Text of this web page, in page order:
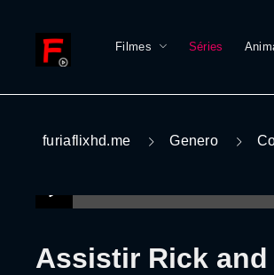
Filmes Séries
furiaflixhd.me Genero
Assistir Rick and